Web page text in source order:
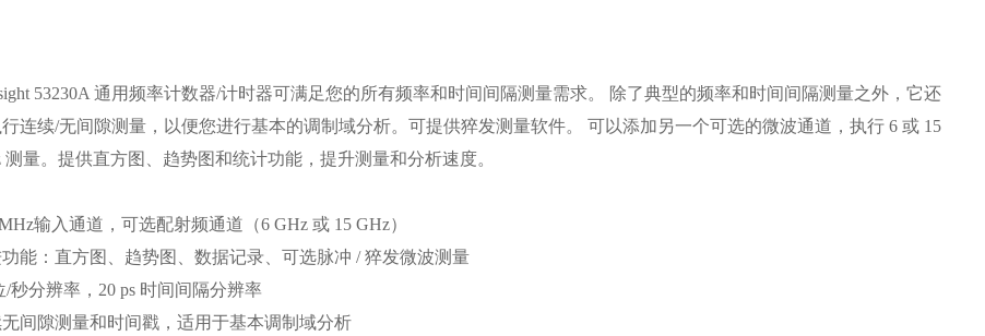
53230A 通用频率计数器/计时器可满足您的所有频率和时间间隔测量需求。 除了典型的频率和时间间隔测量之外，它还
连续/无间隙测量，以便您进行基本的调制域分析。可提供猝发测量软件。 可以添加另一个可选的微波通道，执行 6 或 15
测量。提供直方图、趋势图和统计功能，提升测量和分析速度。
输入通道，可选配射频通道（6 GHz 或 15 GHz）
能：直方图、趋势图、数据记录、可选脉冲 / 猝发微波测量
/秒分辨率，20 ps 时间间隔分辨率
间隙测量和时间戳，适用于基本调制域分析